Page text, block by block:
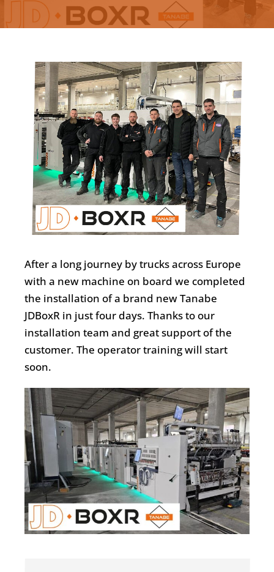
After a long journey by trucks across Europe
with a new machine on board we completed
the installation of a brand new Tanabe
JDBoxR in just four days. Thanks to our
installation team and great support of the
customer. The operator training will start
soon.